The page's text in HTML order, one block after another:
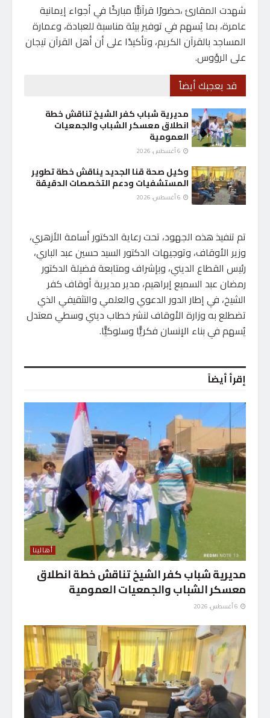
شهدت المقارئ ،حضورًا قرآنيًّا مباركًا في أجواء إيمانية
عامرة، بما يُسهم في توفير بيئة مناسبة للعبادة، وعمارة
المساجد بالقرآن الكريم، وتأكيدًا على أن أهل القرآن تيجان
على الرؤوس.
قد يعجبك أيضاً
مديرية شباب كفر الشيخ تناقش خطة
انطلاق معسكر الشباب والجمعيات
العمومية
وكيل صحة قنا الجديد يناقش خطة تطوير
المستشفيات ودعم التخصصات الدقيقة
تم تنفيذ هذه الجهود، تحت رعاية الدكتور أسامة الأزهري،
وزير الأوقاف، وتوجيهات الدكتور السيد حسين عبد الباري،
رئيس القطاع الديني، وبإشراف ومتابعة فضيلة الدكتور
رمضان عبد السميع إبراهيم، مدير مديرية أوقاف كفر
الشيخ، في إطار الدور الدعوي والعلمي والتثقيفي الذي
تضطلع به وزارة الأوقاف لنشر خطاب ديني وسطي معتدل
يُسهم في بناء الإنسان فكريًّا وسلوكيًّا.
إقرأ أيضاً
أهالينا
مديرية شباب كفر الشيخ تناقش خطة انطلاق
معسكر الشباب والجمعيات العمومية